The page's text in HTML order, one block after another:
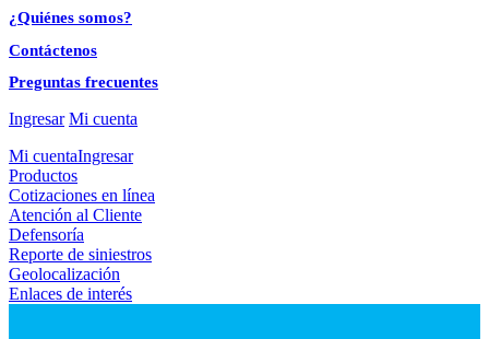
¿Quiénes somos?
Contáctenos
Preguntas frecuentes
Ingresar Mi cuenta
Ingresar
Mi cuenta
Productos
Cotizaciones en línea
Atención al Cliente
Defensoría
Reporte de siniestros
Geolocalización
Enlaces de interés